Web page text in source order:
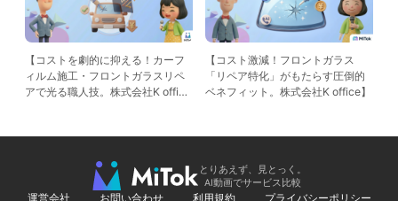
【コストを劇的に抑える！カーフ
ィルム施工・フロントガラスリペ
アで光る職人技。株式会社K offic
【コスト激減！フロントガラス
「リペア特化」がもたらす圧倒的
ベネフィット。株式会社K office】
とりあえず、見とっく。
AI動画でサービス比較
運営会社 お問い合わせ 利用規約 プライバシーポリシー